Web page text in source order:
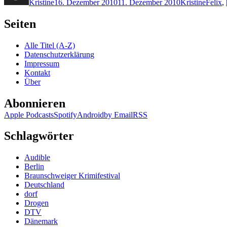
Kristine16. Dezember 201011. Dezember 2010KristineFelix,
Seiten
Alle Titel (A-Z)
Datenschutzerklärung
Impressum
Kontakt
Über
Abonnieren
Apple PodcastsSpotifyAndroidby EmailRSS
Schlagwörter
Audible
Berlin
Braunschweiger Krimifestival
Deutschland
dorf
Drogen
DTV
Dänemark